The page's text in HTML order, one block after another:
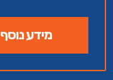
מידע נוסף